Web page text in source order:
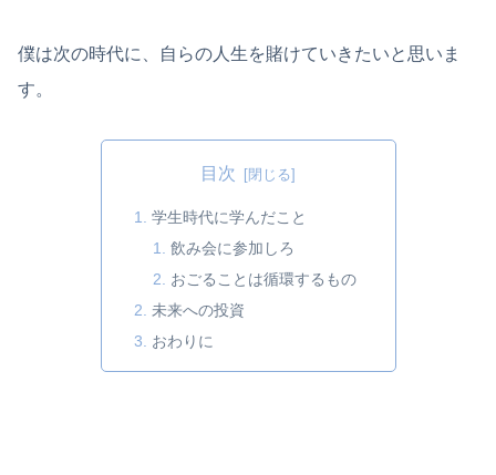
僕は次の時代に、自らの人生を賭けていきたいと思いま
す。
目次
学生時代に学んだこと
飲み会に参加しろ
おごることは循環するもの
未来への投資
おわりに